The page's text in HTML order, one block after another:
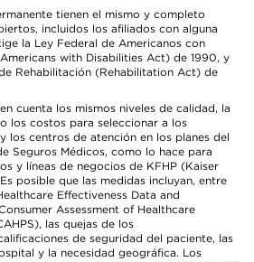
tienen el mismo y completo
incluidos los afiliados con alguna
la Ley Federal de Americanos con
with Disabilities Act) de 1990, y
Rehabilitación (Rehabilitation Act) de
cuenta los mismos niveles de calidad, la
los costos para seleccionar a los
los centros de atención en los planes del
Seguros Médicos, como lo hace para
y líneas de negocios de KFHP (Kaiser
posible que las medidas incluyan, entre
Effectiveness Data and
Assessment of Healthcare
las quejas de los
de seguridad del paciente, las
y la necesidad geográfica. Los